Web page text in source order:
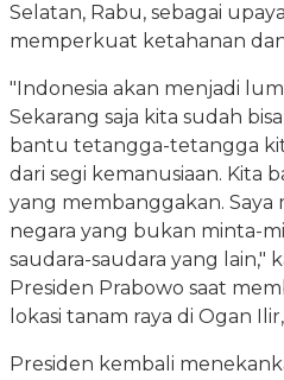
Selatan, Rabu, sebagai
memperkuat ketahanan
"Indonesia akan menjadi
Sekarang saja kita sudah
bantu tetangga-tetangga
dari segi kemanusiaan. Kita
yang membanggakan. Saya
negara yang bukan minta-
saudara-saudara yang lain,"
Presiden Prabowo saat
lokasi tanam raya di Ogan
Presiden kembali